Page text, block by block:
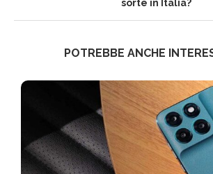
sorte in Italia?
POTREBBE ANCHE